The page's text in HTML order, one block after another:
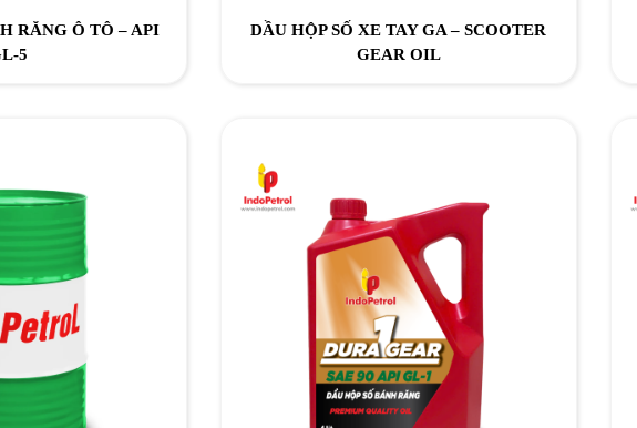
RĂNG Ô TÔ – API
5
DẦU HỘP SỐ XE TAY GA – SCOOTER
GEAR OIL